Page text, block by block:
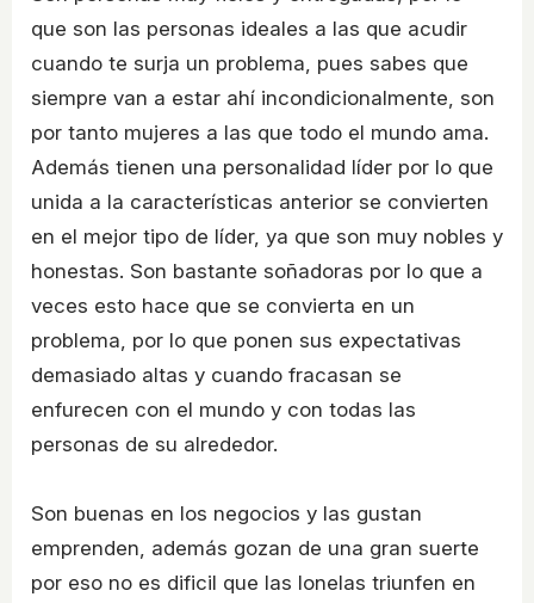
que son las personas ideales a las que acudir
cuando te surja un problema, pues sabes que
siempre van a estar ahí incondicionalmente, son
por tanto mujeres a las que todo el mundo ama.
Además tienen una personalidad líder por lo que
unida a la características anterior se convierten
en el mejor tipo de líder, ya que son muy nobles y
honestas. Son bastante soñadoras por lo que a
veces esto hace que se convierta en un
problema, por lo que ponen sus expectativas
demasiado altas y cuando fracasan se
enfurecen con el mundo y con todas las
personas de su alrededor.
Son buenas en los negocios y las gustan
emprenden, además gozan de una gran suerte
por eso no es dificil que las Ionelas triunfen en